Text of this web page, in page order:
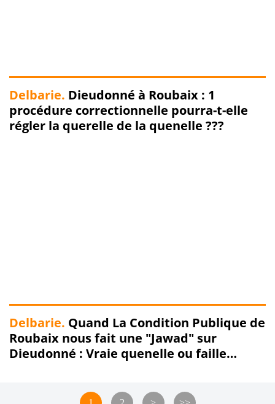
Delbarie. Dieudonné à Roubaix : 1
procédure correctionnelle pourra-t-elle
régler la querelle de la quenelle ???
Delbarie. Quand La Condition Publique de
Roubaix nous fait une "Jawad" sur
Dieudonné : Vraie quenelle ou faille